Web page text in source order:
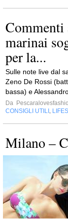
marinai
per la...
Sulle note live dal
Zeno De Rossi
bassa) e
Da
CONSIGLI UTILI ,
Milano –